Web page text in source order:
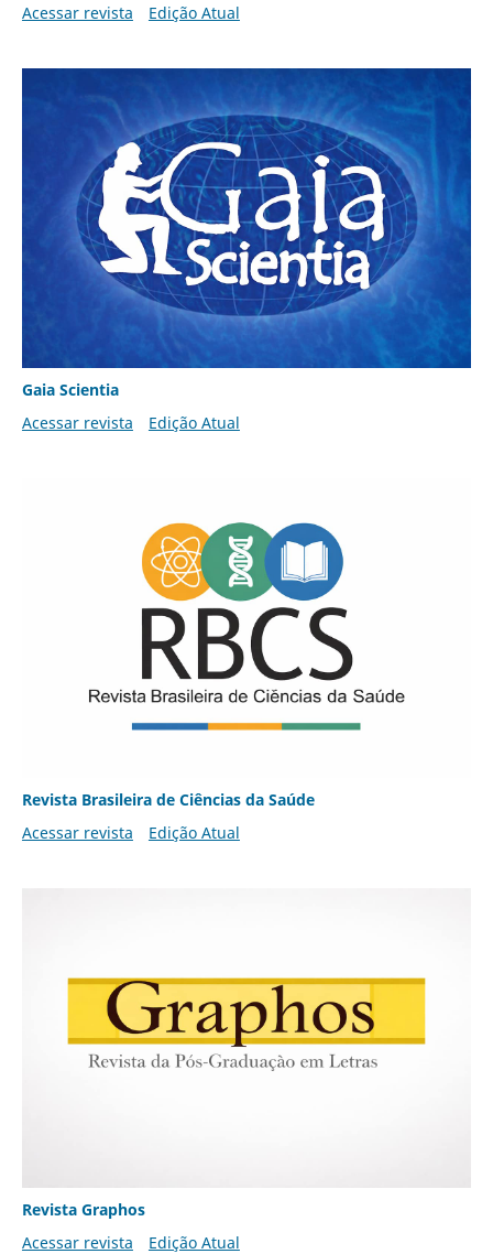
Acessar revista
Edição Atual
Gaia Scientia
Acessar revista
Edição Atual
Revista Brasileira de Ciências da Saúde
Acessar revista
Edição Atual
Revista Graphos
Acessar revista
Edição Atual